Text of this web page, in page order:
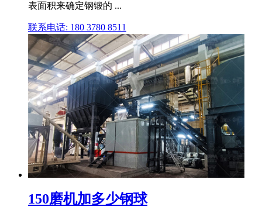
表面积来确定钢锻的 ...
联系电话: 180 3780 8511
150磨机加多少钢球